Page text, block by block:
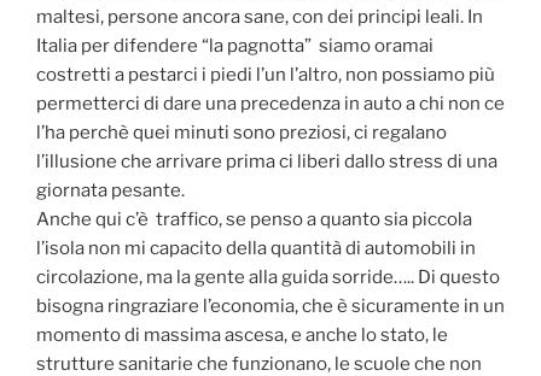
maltesi, persone ancora sane, con dei principi leali. In
Italia per difendere “la pagnotta” siamo oramai
costretti a pestarci i piedi l’un l’altro, non possiamo più
permetterci di dare una precedenza in auto a chi non ce
l’ha perchè quei minuti sono preziosi, ci regalano
l’illusione che arrivare prima ci liberi dallo stress di una
giornata pesante.
Anche qui c’è traffico, se penso a quanto sia piccola
l’isola non mi capacito della quantità di automobili in
circolazione, ma la gente alla guida sorride….. Di questo
bisogna ringraziare l’economia, che è sicuramente in un
momento di massima ascesa, e anche lo stato, le
strutture sanitarie che funzionano, le scuole che non